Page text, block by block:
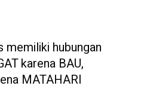
memiliki hubungan
karena BAU,
MATAHARI